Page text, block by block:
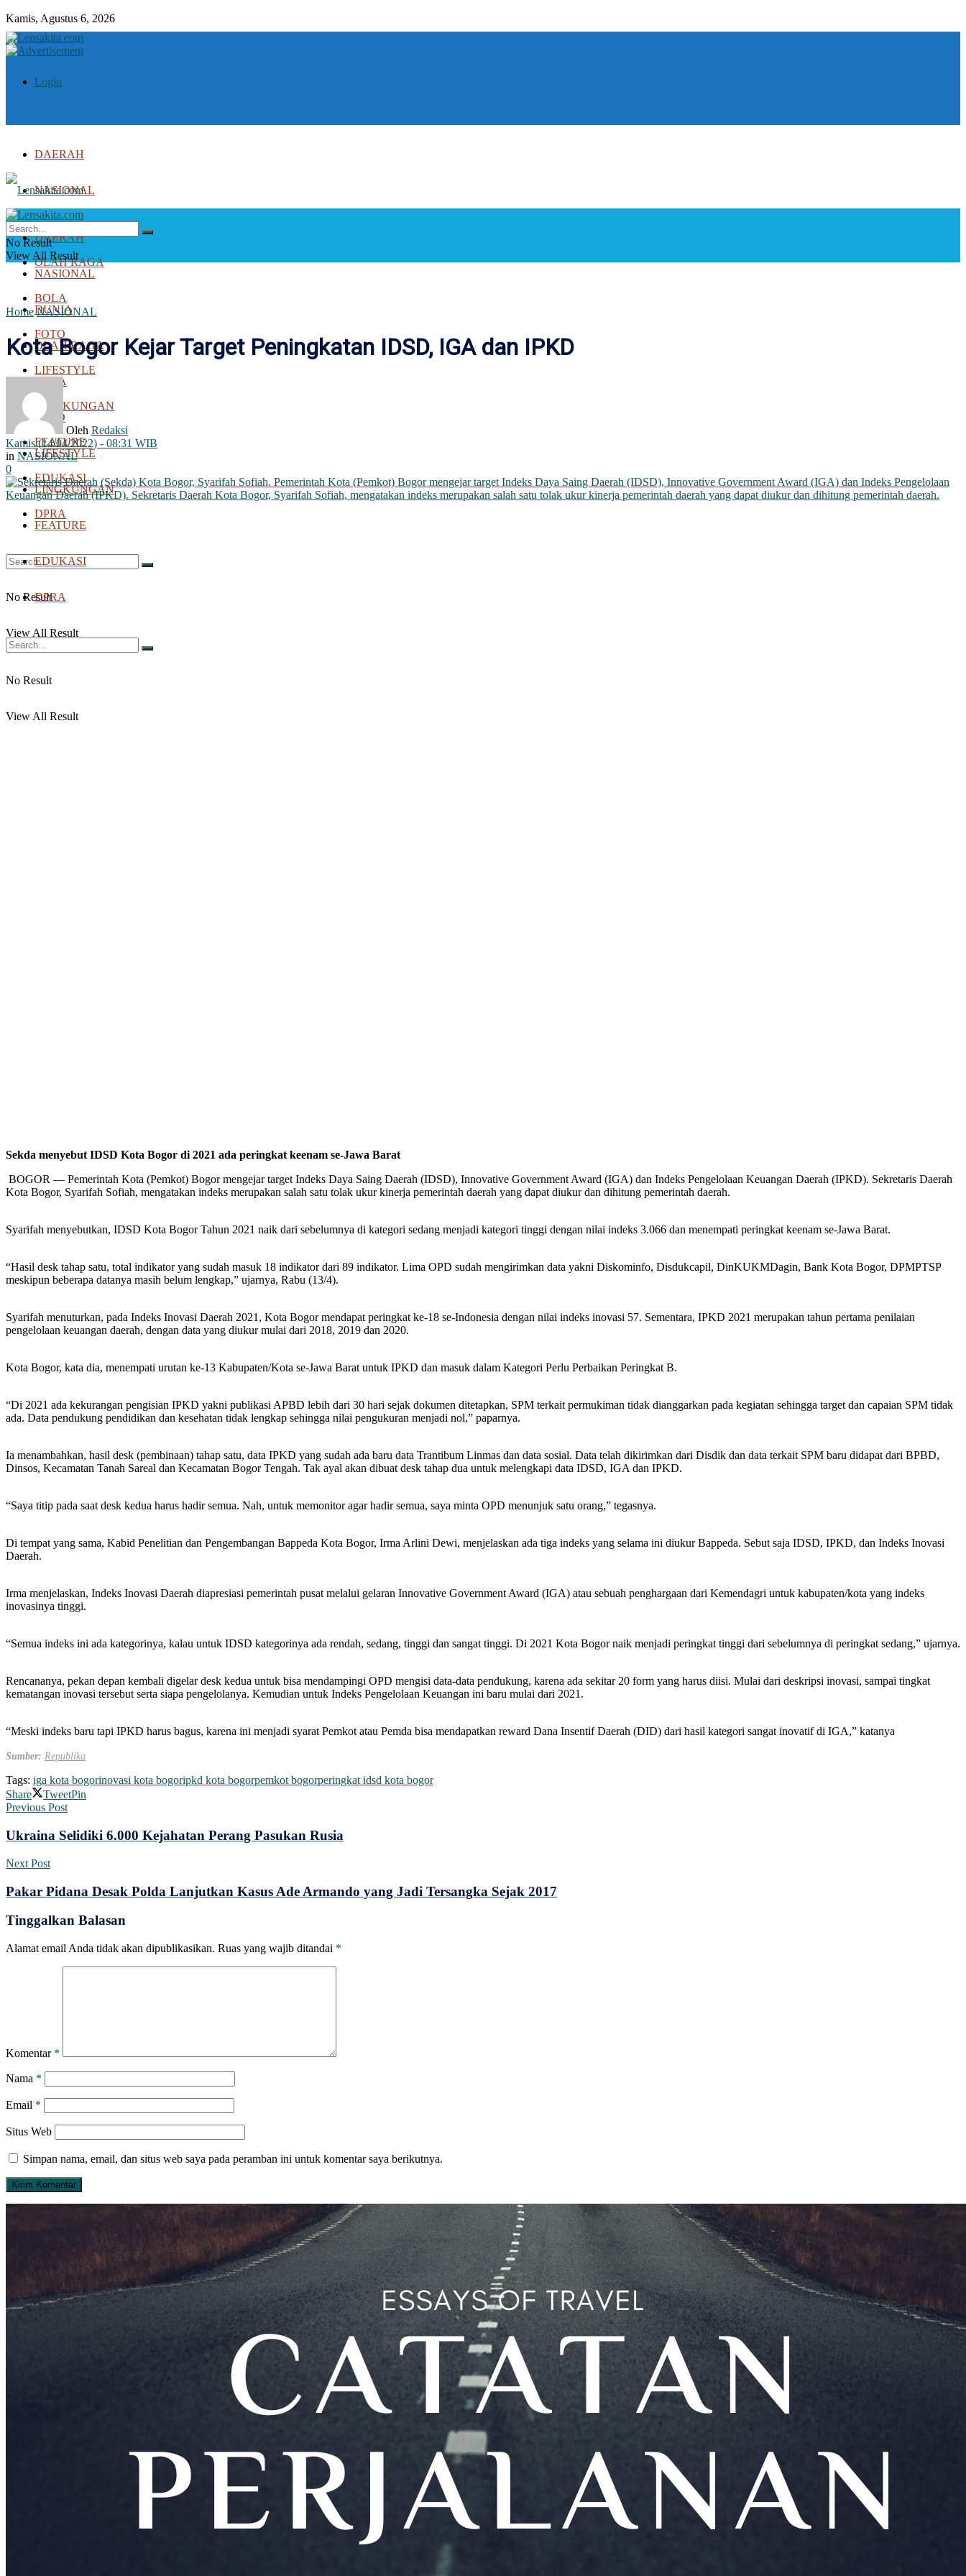
Kamis, Agustus 6, 2026
Login
DAERAH
NASIONAL
DUNIA
OLAH RAGA
BOLA
FOTO
LIFESTYLE
LINGKUNGAN
FEATURE
EDUKASI
DPRA
No Result
View All Result
DAERAH
NASIONAL
DUNIA
OLAH RAGA
BOLA
FOTO
LIFESTYLE
LINGKUNGAN
FEATURE
EDUKASI
DPRA
No Result
View All Result
No Result
View All Result
Home NASIONAL
Kota Bogor Kejar Target Peningkatan IDSD, IGA dan IPKD
Oleh Redaksi
Kamis (14/04/2022) - 08:31 WIB
in NASIONAL
0
Sekda menyebut IDSD Kota Bogor di 2021 ada peringkat keenam se-Jawa Barat
BOGOR — Pemerintah Kota (Pemkot) Bogor mengejar target Indeks Daya Saing Daerah (IDSD), Innovative Government Award (IGA) dan Indeks Pengelolaan Keuangan Daerah (IPKD). Sekretaris Daerah
Kota Bogor, Syarifah Sofiah, mengatakan indeks merupakan salah satu tolak ukur kinerja pemerintah daerah yang dapat diukur dan dihitung pemerintah daerah.
Syarifah menyebutkan, IDSD Kota Bogor Tahun 2021 naik dari sebelumnya di kategori sedang menjadi kategori tinggi dengan nilai indeks 3.066 dan menempati peringkat keenam se-Jawa Barat.
“Hasil desk tahap satu, total indikator yang sudah masuk 18 indikator dari 89 indikator. Lima OPD sudah mengirimkan data yakni Diskominfo, Disdukcapil, DinKUKMDagin, Bank Kota Bogor, DPMPTSP
meskipun beberapa datanya masih belum lengkap,” ujarnya, Rabu (13/4).
Syarifah menuturkan, pada Indeks Inovasi Daerah 2021, Kota Bogor mendapat peringkat ke-18 se-Indonesia dengan nilai indeks inovasi 57. Sementara, IPKD 2021 merupakan tahun pertama penilaian
pengelolaan keuangan daerah, dengan data yang diukur mulai dari 2018, 2019 dan 2020.
Kota Bogor, kata dia, menempati urutan ke-13 Kabupaten/Kota se-Jawa Barat untuk IPKD dan masuk dalam Kategori Perlu Perbaikan Peringkat B.
“Di 2021 ada kekurangan pengisian IPKD yakni publikasi APBD lebih dari 30 hari sejak dokumen ditetapkan, SPM terkait permukiman tidak dianggarkan pada kegiatan sehingga target dan capaian SPM tidak
ada. Data pendukung pendidikan dan kesehatan tidak lengkap sehingga nilai pengukuran menjadi nol,” paparnya.
Ia menambahkan, hasil desk (pembinaan) tahap satu, data IPKD yang sudah ada baru data Trantibum Linmas dan data sosial. Data telah dikirimkan dari Disdik dan data terkait SPM baru didapat dari BPBD,
Dinsos, Kecamatan Tanah Sareal dan Kecamatan Bogor Tengah. Tak ayal akan dibuat desk tahap dua untuk melengkapi data IDSD, IGA dan IPKD.
“Saya titip pada saat desk kedua harus hadir semua. Nah, untuk memonitor agar hadir semua, saya minta OPD menunjuk satu orang,” tegasnya.
Di tempat yang sama, Kabid Penelitian dan Pengembangan Bappeda Kota Bogor, Irma Arlini Dewi, menjelaskan ada tiga indeks yang selama ini diukur Bappeda. Sebut saja IDSD, IPKD, dan Indeks Inovasi
Daerah.
Irma menjelaskan, Indeks Inovasi Daerah diapresiasi pemerintah pusat melalui gelaran Innovative Government Award (IGA) atau sebuah penghargaan dari Kemendagri untuk kabupaten/kota yang indeks
inovasinya tinggi.
“Semua indeks ini ada kategorinya, kalau untuk IDSD kategorinya ada rendah, sedang, tinggi dan sangat tinggi. Di 2021 Kota Bogor naik menjadi peringkat tinggi dari sebelumnya di peringkat sedang,” ujarnya.
Rencananya, pekan depan kembali digelar desk kedua untuk bisa mendampingi OPD mengisi data-data pendukung, karena ada sekitar 20 form yang harus diisi. Mulai dari deskripsi inovasi, sampai tingkat
kematangan inovasi tersebut serta siapa pengelolanya. Kemudian untuk Indeks Pengelolaan Keuangan ini baru mulai dari 2021.
“Meski indeks baru tapi IPKD harus bagus, karena ini menjadi syarat Pemkot atau Pemda bisa mendapatkan reward Dana Insentif Daerah (DID) dari hasil kategori sangat inovatif di IGA,” katanya
Sumber: Republika
Tags: iga kota bogorinovasi kota bogoripkd kota bogorpemkot bogorperingkat idsd kota bogor
Share
TweetPin
Previous Post
Ukraina Selidiki 6.000 Kejahatan Perang Pasukan Rusia
Next Post
Pakar Pidana Desak Polda Lanjutkan Kasus Ade Armando yang Jadi Tersangka Sejak 2017
Tinggalkan Balasan
Alamat email Anda tidak akan dipublikasikan. Ruas yang wajib ditandai *
Komentar *
Nama *
Email *
Situs Web
Simpan nama, email, dan situs web saya pada peramban ini untuk komentar saya berikutnya.